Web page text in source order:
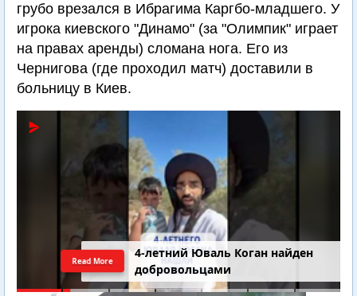
грубо врезался в Ибрагима Каргбо-младшего. У
игрока киевского "Динамо" (за "Олимпик" играет
на правах аренды) сломана нога. Его из
Чернигова (где проходил матч) доставили в
больницу в Киев.
4-летний Юваль Коган найден
добровольцами
Read More